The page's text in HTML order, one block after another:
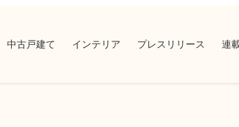
中古戸建て インテリア プレスリリース 連